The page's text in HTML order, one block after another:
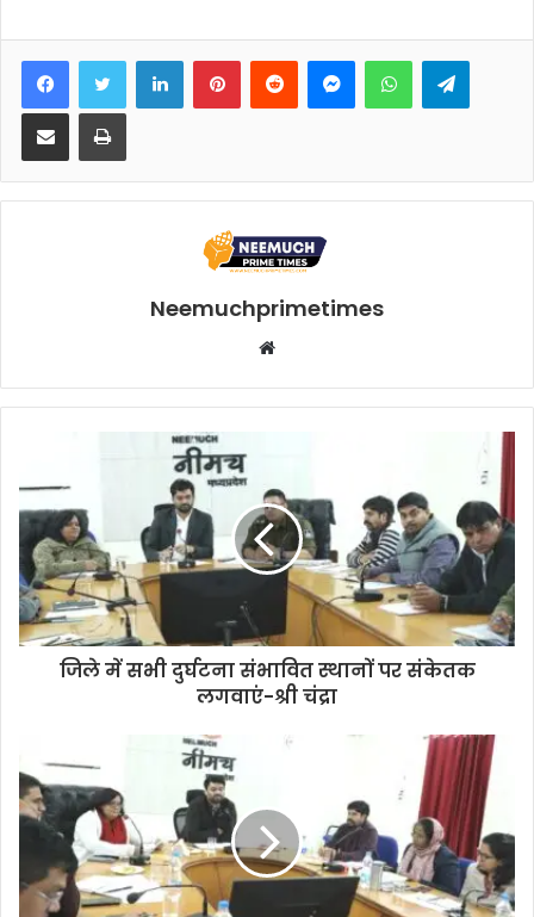
FacebookTwitter LinkedInPinterestReddit MessengerWhatsApp
Share via Email Print
Neemuchprimetimes
Website
जिले में सभी दुर्घटना संभावित स्‍थानों पर संकेतक
लगवाएं-श्री चंद्रा